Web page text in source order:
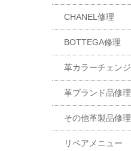
CHANEL修理
BOTTEGA修理
革カラーチェンジ
革ブランド品修理
その他革製品修理
リペアメニュー